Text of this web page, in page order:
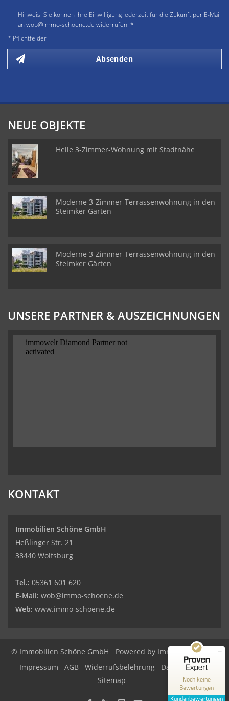
Hinweis: Sie können Ihre Einwilligung jederzeit für die Zukunft per E-Mail
an wob@immo-schoene.de widerrufen. *
* Pflichtfelder
Absenden
NEUE OBJEKTE
Helle 3-Zimmer-Wohnung mit Stadtnähe
Moderne 3-Zimmer-Terrassenwohnung in den
Steimker Gärten
Moderne 3-Zimmer-Terrassenwohnung in den
Steimker Gärten
UNSERE PARTNER & AUSZEICHNUNGEN
KONTAKT
Immobilien Schöne GmbH
Heßlinger Str. 21
38440 Wolfsburg
Tel.: 05361 601 620
E-Mail: wob@immo-schoene.de
Web: www.immo-schoene.de
© Immobilien Schöne GmbH Powered by Immonia GmbH
Impressum
AGB Widerrufsbelehrung
Datenschutz
Sitemap
Noch keine
Bewertungen
Kundenbewertungen
MANGELHAFT
Erfahren Sie mehr über dieses Bewertungssiegel